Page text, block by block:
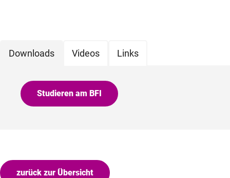
Downloads Videos Links
Studieren am BFI
zurück zur Übersicht